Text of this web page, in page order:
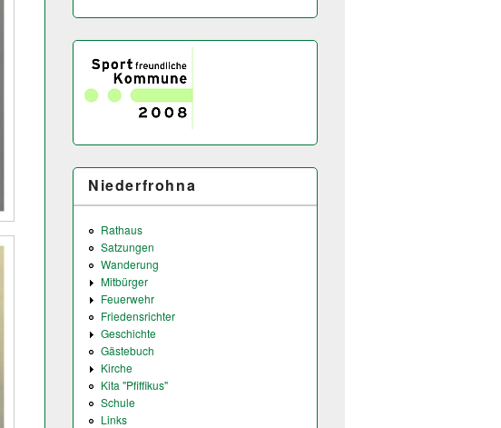
Niederfrohna
Rathaus
Satzungen
Wanderung
Mitbürger
Feuerwehr
Friedensrichter
Geschichte
Gästebuch
Kirche
Kita "Pfiffikus"
Schule
Links